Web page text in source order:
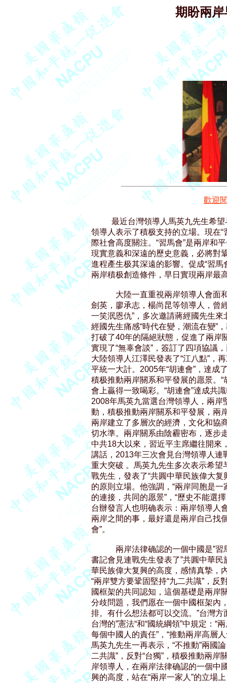
期盼兩岸
歡迎
最近台灣領導人馬英九先生
領導人表示了積极支持的立場。現在
際社會高度關注。“習馬會”是兩岸和
現實意義和深遠的歷史意義，必將對
進程產生极其深遠的影響。促成“習
兩岸積极創造條件，早日實現兩岸最
大陸一直重視兩岸領導人
劍英，廖承志，楊尚昆等領導人，曾
一笑泯恩仇”，多次邀請蔣經國先生
經國先生痛感“時代在變，潮流在變”
打破了40年的隔絕狀態，促進了兩岸
實現了“無辜會談”，簽訂了四項協議
大陸領導人江澤民發表了“江八點”，
平統一大計。2005年“胡連會”，達成
積极推動兩岸關系和平發展的愿景。
會上贏得一致喝彩。“胡連會”達成共
2008年馬英九當選台灣領導人，兩岸
動，積极推動兩岸關系和平發展，兩
兩岸建立了多層次的經濟，文化和協
切水準。兩岸關系由陰霾密布，逐步
中共18大以來，習近平主席繼往開來
講話，2013年三次會見台灣領導人
重大突破 。馬英九先生多次表示希
戰先生，發表了“共圓中華民族偉大复
的原則立場。他強調，“兩岸同胞是
的連接，共同的愿景”，“歷史不能選
台辦發言人也明确表示：兩岸領導人
兩岸之間的事，最好還是兩岸自己找
會”。
兩岸法律确認的一個中國是
書記會見連戰先生發表了”共圓中華
華民族偉大复興的高度，感情真摯，
“兩岸雙方要鞏固堅持“九二共識”，反
國框架的共同認知，這個基礎是兩岸
分歧問題，我們愿在一個中國框架內
排。有什么想法都可以交流。”台灣
台灣的”憲法“和“國統綱領”中規定：“
每個中國人的責任”，“推動兩岸高層
馬英九先生一再表示，“不推動”兩國
二共識”，反對“台獨”，積极推動兩
岸領導人，在兩岸法律确認的一個中
興的高度，站在“兩岸一家人”的立場